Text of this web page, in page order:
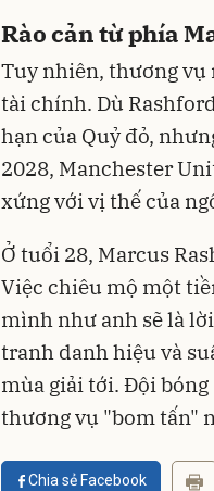
Rào cản từ phía
Tuy nhiên, thương vụ
tài chính. Dù
hạn của Quỷ đỏ,
2028, Manchester
xứng với vị thế của
Ở tuổi 28, Marcus
Việc chiêu mộ một
mình như anh sẽ là
tranh danh hiệu và
mùa giải tới. Đội
thương vụ "bom tấn"
Chia sẻ Facebook